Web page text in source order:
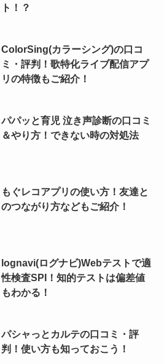
ト！？
ColorSing(カラーシング)の口コ
ミ・評判！歌特化ライブ配信アプ
リの特徴もご紹介！
パパッと育児 泣き声診断の口コミ
＆やり方！できない時の対処法
もぐレコアプリの使い方！友達と
のつながり方などもご紹介！
lognavi(ログナビ)Webテストで適
性検査SPI！知的テストは偏差値
もわかる！
パシャっとカルテの口コミ・評
判！使い方も知っておこう！